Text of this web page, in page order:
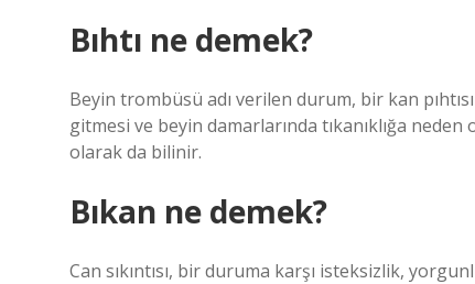
Bıhtı ne demek?
Beyin trombüsü adı verilen durum, bir kan
gitmesi ve beyin damarlarında tıkanıklığa
olarak da bilinir.
Bıkan ne demek?
Can sıkıntısı, bir duruma karşı isteksizlik,